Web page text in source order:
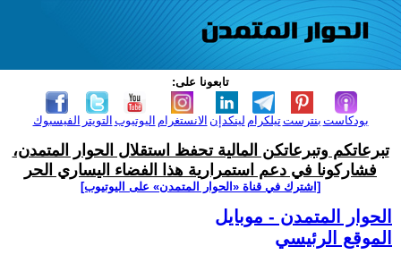
تابعونا على:
الفيسبوك التويتر اليوتيوب الانستغرام لينكدإن تيلكرامبنترست بودكاست
تبرعاتكم وتبرعاتكن المالية تحفظ استقلال الحوار المتمدن،
فشاركونا في دعم استمرارية هذا الفضاء اليساري الحر
[اشترك في قناة ‫«الحوار المتمدن» على اليوتيوب]
الحوار المتمدن - موبايل
الموقع الرئيسي